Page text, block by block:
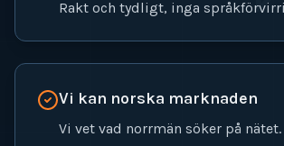
Rakt och tydligt, inga
Vi kan norska marknaden
Vi vet vad norrmän söker på nätet.